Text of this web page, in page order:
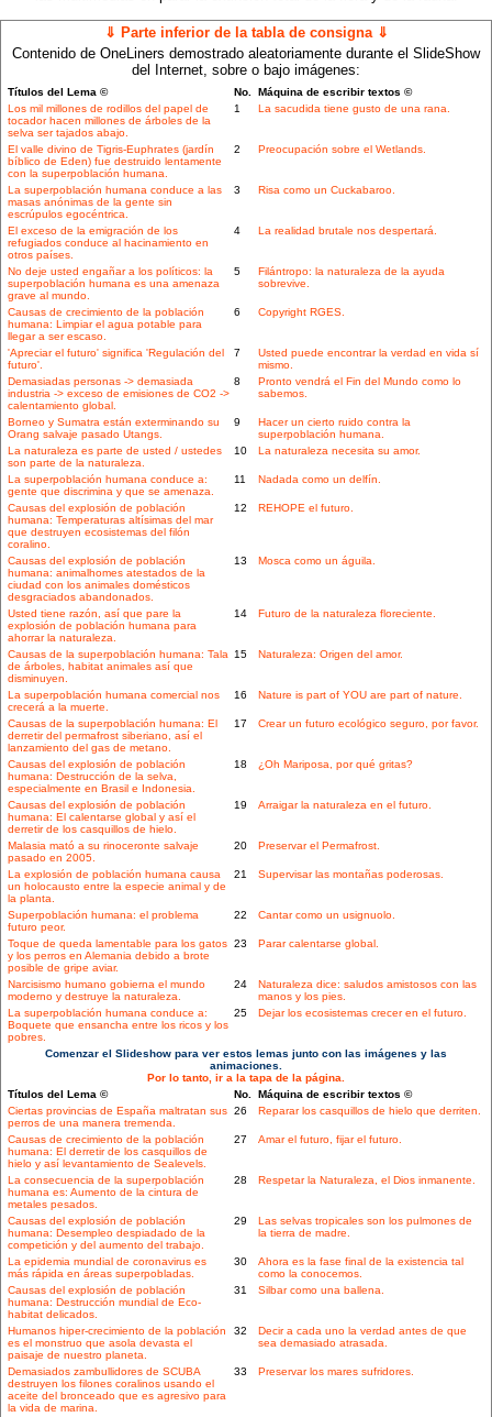
⇓ Parte inferior de la tabla de consigna ⇓
Contenido de OneLiners demostrado aleatoriamente durante el SlideShow
del Internet, sobre o bajo imágenes:
Títulos del Lema © No. Máquina de escribir textos ©
Los mil millones de rodillos del papel de
tocador hacen millones de árboles de la
selva ser tajados abajo.
1 La sacudida tiene gusto de una rana.
El valle divino de Tigris-Euphrates (jardín
bíblico de Eden) fue destruido lentamente
con la superpoblación humana.
2 Preocupación sobre el Wetlands.
La superpoblación humana conduce a las
masas anónimas de la gente sin
escrúpulos egocéntrica.
3 Risa como un Cuckabaroo.
El exceso de la emigración de los
refugiados conduce al hacinamiento en
otros países.
4 La realidad brutale nos despertará.
No deje usted engañar a los políticos: la
superpoblación humana es una amenaza
grave al mundo.
5
Filántropo: la naturaleza de la ayuda
sobrevive.
Causas de crecimiento de la población
humana: Limpiar el agua potable para
llegar a ser escaso.
6 Copyright RGES.
'Apreciar el futuro' significa 'Regulación del
futuro'.
7
Usted puede encontrar la verdad en vida sí
mismo.
Demasiadas personas -> demasiada
industria -> exceso de emisiones de CO2 ->
calentamiento global.
8
Pronto vendrá el Fin del Mundo como lo
sabemos.
Borneo y Sumatra están exterminando su
Orang salvaje pasado Utangs.
9
Hacer un cierto ruido contra la
superpoblación humana.
La naturaleza es parte de usted / ustedes
son parte de la naturaleza.
10 La naturaleza necesita su amor.
La superpoblación humana conduce a:
gente que discrimina y que se amenaza.
11 Nadada como un delfín.
Causas del explosión de población
humana: Temperaturas altísimas del mar
que destruyen ecosistemas del filón
coralino.
12 REHOPE el futuro.
Causas del explosión de población
humana: animalhomes atestados de la
ciudad con los animales domésticos
desgraciados abandonados.
13 Mosca como un águila.
Usted tiene razón, así que pare la
explosión de población humana para
ahorrar la naturaleza.
14 Futuro de la naturaleza floreciente.
Causas de la superpoblación humana: Tala
de árboles, habitat animales así que
disminuyen.
15 Naturaleza: Origen del amor.
La superpoblación humana comercial nos
crecerá a la muerte.
16 Nature is part of YOU are part of nature.
Causas de la superpoblación humana: El
derretir del permafrost siberiano, así el
lanzamiento del gas de metano.
17 Crear un futuro ecológico seguro, por favor.
Causas del explosión de población
humana: Destrucción de la selva,
especialmente en Brasil e Indonesia.
18 ¿Oh Mariposa, por qué gritas?
Causas del explosión de población
humana: El calentarse global y así el
derretir de los casquillos de hielo.
19 Arraigar la naturaleza en el futuro.
Malasia mató a su rinoceronte salvaje
pasado en 2005.
20 Preservar el Permafrost.
La explosión de población humana causa
un holocausto entre la especie animal y de
la planta.
21 Supervisar las montañas poderosas.
Superpoblación humana: el problema
futuro peor.
22 Cantar como un usignuolo.
Toque de queda lamentable para los gatos
y los perros en Alemania debido a brote
posible de gripe aviar.
23 Parar calentarse global.
Narcisismo humano gobierna el mundo
moderno y destruye la naturaleza.
24
Naturaleza dice: saludos amistosos con las
manos y los pies.
La superpoblación humana conduce a:
Boquete que ensancha entre los ricos y los
pobres.
25 Dejar los ecosistemas crecer en el futuro.
Comenzar el Slideshow para ver estos lemas junto con las imágenes y las
animaciones.
Por lo tanto, ir a la tapa de la página.
Títulos del Lema ©
No. Máquina de escribir textos ©
Ciertas provincias de España maltratan sus
perros de una manera tremenda.
26 Reparar los casquillos de hielo que derriten.
Causas de crecimiento de la población
humana: El derretir de los casquillos de
hielo y así levantamiento de Sealevels.
27 Amar el futuro, fijar el futuro.
La consecuencia de la superpoblación
humana es: Aumento de la cintura de
metales pesados.
28 Respetar la Naturaleza, el Dios inmanente.
Causas del explosión de población
humana: Desempleo despiadado de la
competición y del aumento del trabajo.
29
Las selvas tropicales son los pulmones de
la tierra de madre.
La epidemia mundial de coronavirus es
más rápida en áreas superpobladas.
30
Ahora es la fase final de la existencia tal
como la conocemos.
Causas del explosión de población
humana: Destrucción mundial de Eco-
habitat delicados.
31 Silbar como una ballena.
Humanos hiper-crecimiento de la población
es el monstruo que asola devasta el
paisaje de nuestro planeta.
32
Decir a cada uno la verdad antes de que
sea demasiado atrasada.
Demasiados zambullidores de SCUBA
destruyen los filones coralinos usando el
aceite del bronceado que es agresivo para
la vida de marina.
33 Preservar los mares sufridores.